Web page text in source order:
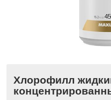
Хлорофилл